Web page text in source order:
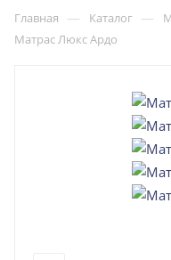
Главная — Каталог —
Матрас Люкс Ардо